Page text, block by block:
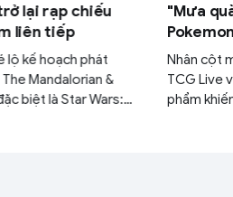
lại rạp chiếu
liên tiếp
lộ kế hoạch phát
Mandalorian &
biệt là Star Wars:
"Mưa
30 gói
Nhân cột
TCG Live
phẩm